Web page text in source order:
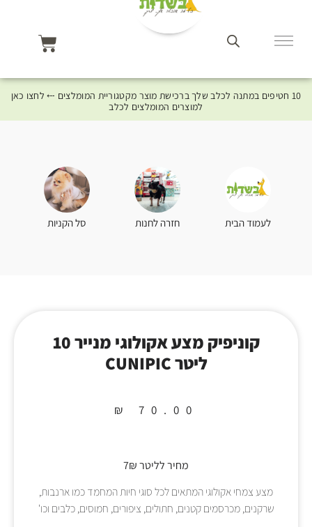
10 חטיפים במתנה לכלב שלך ברכישת מוצר מקטגוריית המומלצים ⤎ לחצו כאן
למוצרים המומלצים לכלב
לעמוד הבית חזרה לחנות סל הקניות
קוניפיק מצע אקולוגי מנייר 10
ליטר CUNIPIC
₪ 70.00
מחיר לליטר 7₪
מצע צמחי אקולוגי המתאים לכל סוגי חיות המחמד כמו ארנבות,
שרקנים, מכרסמים קטנים, חתולים, ציפורים, חמוסים, כלבים וכו'